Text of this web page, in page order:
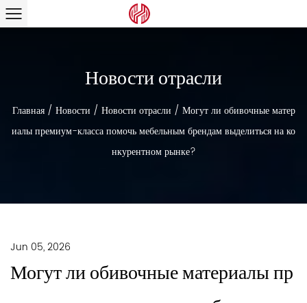
Новости отрасли
Главная/ Новости / Новости отрасли / Могут ли обивочные матер
иалы премиум-класса помочь мебельным брендам выделиться на ко
нкурентном рынке?
Jun 05, 2026
Могут ли обивочные материалы пр